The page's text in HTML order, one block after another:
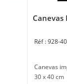
Canevas
928-
Canevas
30 x 40 cm